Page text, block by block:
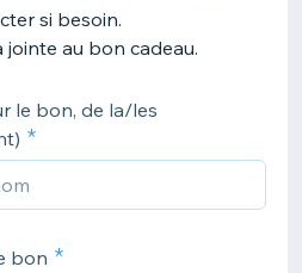
si besoin.
jointe au bon cadeau.
le bon, de la/les
bon